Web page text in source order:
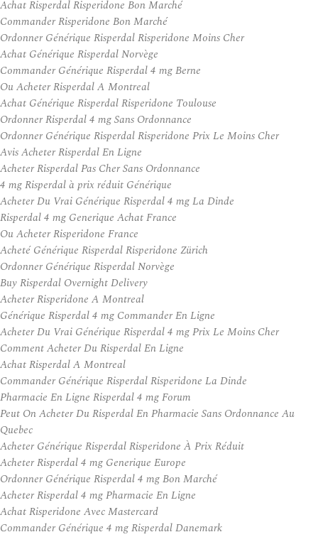
Achat Risperdal Risperidone Bon Marché
Commander Risperidone Bon Marché
Ordonner Générique Risperdal Risperidone Moins Cher
Achat Générique Risperdal Norvège
Commander Générique Risperdal 4 mg Berne
Ou Acheter Risperdal A Montreal
Achat Générique Risperdal Risperidone Toulouse
Ordonner Risperdal 4 mg Sans Ordonnance
Ordonner Générique Risperdal Risperidone Prix Le Moins Cher
Avis Acheter Risperdal En Ligne
Acheter Risperdal Pas Cher Sans Ordonnance
4 mg Risperdal à prix réduit Générique
Acheter Du Vrai Générique Risperdal 4 mg La Dinde
Risperdal 4 mg Generique Achat France
Ou Acheter Risperidone France
Acheté Générique Risperdal Risperidone Zürich
Ordonner Générique Risperdal Norvège
Buy Risperdal Overnight Delivery
Acheter Risperidone A Montreal
Générique Risperdal 4 mg Commander En Ligne
Acheter Du Vrai Générique Risperdal 4 mg Prix Le Moins Cher
Comment Acheter Du Risperdal En Ligne
Achat Risperdal A Montreal
Commander Générique Risperdal Risperidone La Dinde
Pharmacie En Ligne Risperdal 4 mg Forum
Peut On Acheter Du Risperdal En Pharmacie Sans Ordonnance Au
Quebec
Acheter Générique Risperdal Risperidone À Prix Réduit
Acheter Risperdal 4 mg Generique Europe
Ordonner Générique Risperdal 4 mg Bon Marché
Acheter Risperdal 4 mg Pharmacie En Ligne
Achat Risperidone Avec Mastercard
Commander Générique 4 mg Risperdal Danemark